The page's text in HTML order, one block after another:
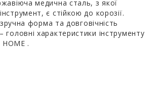
медична сталь, з якої
є стійкою до корозії.
зручна форма та довговічність
головні характеристики інструменту
HOME .